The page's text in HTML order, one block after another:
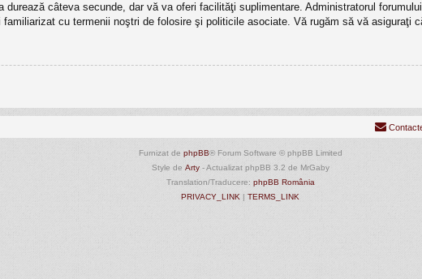
câteva secunde, dar vă va oferi facilităţi suplimentare. Administratorul
cu termenii noştri de folosire şi politicile asociate. Vă rugăm să vă asiguraţi
Furnizat de phpBB® Forum Software © phpBB Limited
Style de Arty- Actualizat phpBB 3.2 de MrGaby
Translation/Traducere: phpBB România
PRIVACY_LINK | TERMS_LINK